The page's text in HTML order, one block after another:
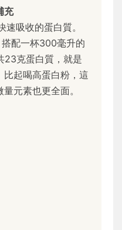
充
吸收的蛋白質。
配一杯300毫升的
23克蛋白質，就是
起喝高蛋白粉，這
元素也更全面。